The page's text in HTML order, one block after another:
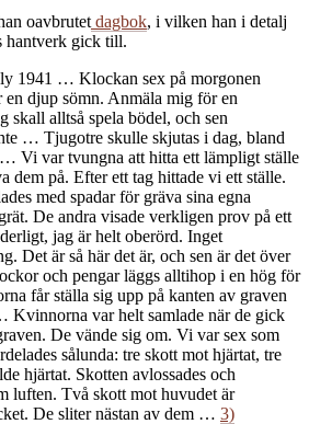
oavbrutet dagbok, i vilken han i detalj
hantverk gick till.
1941 … Klockan sex på morgonen
djup sömn. Anmäla mig för en
skall alltså spela bödel, och sen
… Tjugotre skulle skjutas i dag, bland
Vi var tvungna att hitta ett lämpligt ställe
dem på. Efter ett tag hittade vi ett ställe.
med spadar för gräva sina egna
De andra visade verkligen prov på ett
jag är helt oberörd. Inget
Det är så här det är, och sen är det över
och pengar läggs alltihop i en hög för
får ställa sig upp på kanten av graven
Kvinnorna var helt samlade när de gick
De vände sig om. Vi var sex som
sålunda: tre skott mot hjärtat, tre
hjärtat. Skotten avlossades och
luften. Två skott mot huvudet är
De sliter nästan av dem … 3)